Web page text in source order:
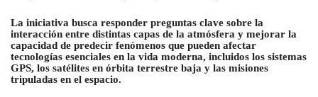
La iniciativa busca responder preguntas clave sobre la
interacción entre distintas capas de la atmósfera y mejorar la
capacidad de predecir fenómenos que pueden afectar
tecnologías esenciales en la vida moderna, incluidos los sistemas
GPS, los satélites en órbita terrestre baja y las misiones
tripuladas en el espacio.